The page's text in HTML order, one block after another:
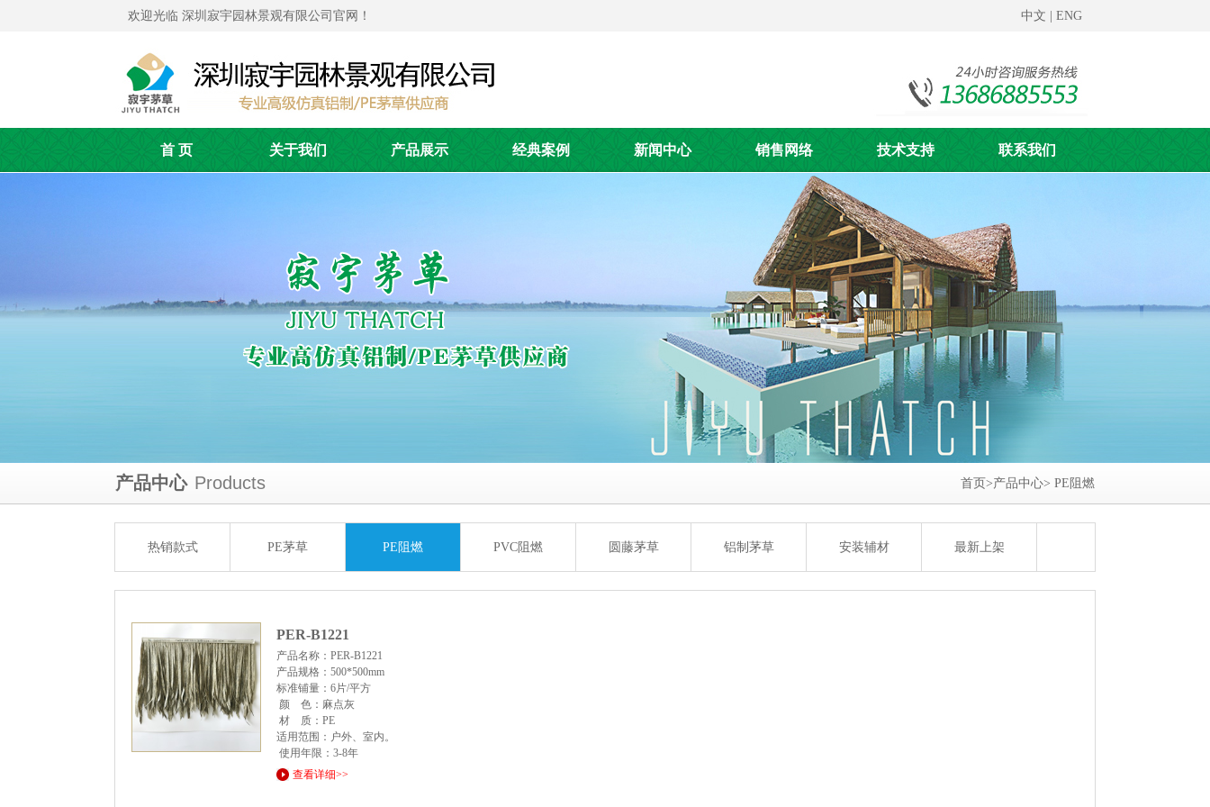
欢迎光临 深圳寂宇园林景观有限公司官网！ 中文 ENG
首 页 关于我们 产品展示 经典案例 新闻中心 销售网络 技术支持 联系我们
产品中心 Products 首页>产品中心> PE阻燃
热销款式 PE茅草 PE阻燃 PVC阻燃 圆藤茅草 铝制茅草 安装辅材 最新上架
PER-B1221
产品名称：PER-B1221
产品规格：500*500mm
标准铺量：6片/平方
颜 色：麻点灰
材 质：PE
适用范围：户外、室内。
使用年限：3-8年
查看详细>>